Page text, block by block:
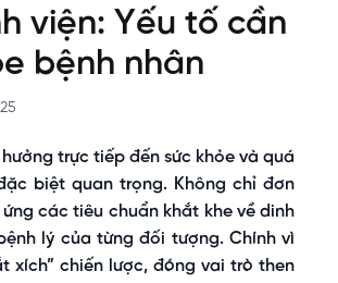
viện: Yếu tố cần
bệnh nhân
trực tiếp đến sức khỏe và quá
biệt quan trọng. Không chỉ đơn
các tiêu chuẩn khắt khe về dinh
lý của từng đối tượng. Chính vì
xích” chiến lược, đóng vai trò then